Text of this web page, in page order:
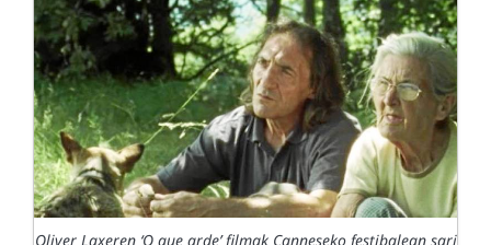
Oliver Laxeren ‘O que arde’ filmak Canneseko festibalean sari